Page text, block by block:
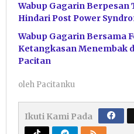
Wabup Gagarin Berpesan
Hindari Post Power
Wabup Gagarin Bersama
Ketangkasan Menembak
Pacitan
oleh Pacitanku
Ikuti Kami Pada